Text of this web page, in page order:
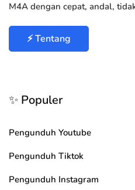
M4A dengan cepat, andal,
⚡ Tentang
✨ Populer
Pengunduh Youtube
Pengunduh Tiktok
Pengunduh Instagram